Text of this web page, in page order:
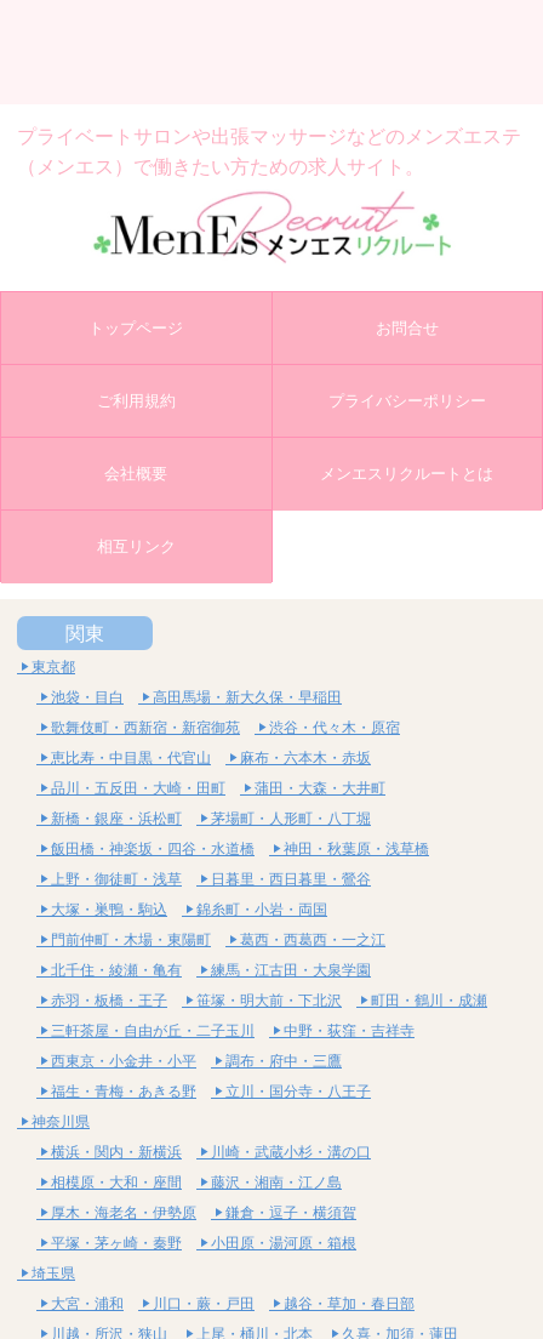
プライベートサロンや出張マッサージなどの メンズエステ
（メンエス）で働きたい方ための求人サイト。
トップページ お問合せ
ご利用規約 プライバシーポリシー
会社概要 メンエスリクルートとは
相互リンク
関東
東京都
池袋・目白
高田馬場・新大久保・早稲田
歌舞伎町・西新宿・新宿御苑
渋谷・代々木・原宿
恵比寿・中目黒・代官山
麻布・六本木・赤坂
品川・五反田・大崎・田町
蒲田・大森・大井町
新橋・銀座・浜松町
茅場町・人形町・八丁堀
飯田橋・神楽坂・四谷・水道橋
神田・秋葉原・浅草橋
上野・御徒町・浅草
日暮里・西日暮里・鶯谷
大塚・巣鴨・駒込
錦糸町・小岩・両国
門前仲町・木場・東陽町
葛西・西葛西・一之江
北千住・綾瀬・亀有
練馬・江古田・大泉学園
赤羽・板橋・王子
笹塚・明大前・下北沢
町田・鶴川・成瀬
三軒茶屋・自由が丘・二子玉川
中野・荻窪・吉祥寺
西東京・小金井・小平
調布・府中・三鷹
福生・青梅・あきる野
立川・国分寺・八王子
神奈川県
横浜・関内・新横浜
川崎・武蔵小杉・溝の口
相模原・大和・座間
藤沢・湘南・江ノ島
厚木・海老名・伊勢原
鎌倉・逗子・横須賀
平塚・茅ヶ崎・秦野
小田原・湯河原・箱根
埼玉県
大宮・浦和
川口・蕨・戸田
越谷・草加・春日部
川越・所沢・狭山
上尾・桶川・北本 久喜・加須・蓮田